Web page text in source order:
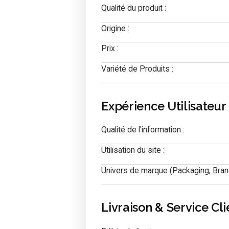
Qualité du produit :
Origine :
Prix :
Variété de Produits :
Expérience Utilisateur
Qualité de l'information :
Utilisation du site :
Univers de marque (Packaging,
Livraison & Service